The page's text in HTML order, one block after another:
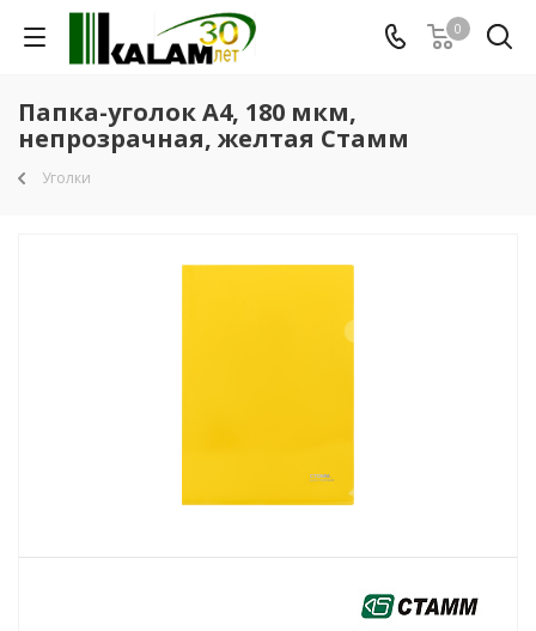
0
Папка-уголок А4, 180 мкм,
непрозрачная, желтая Стамм
Уголки